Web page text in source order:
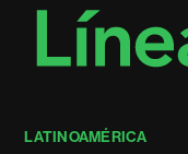
LATINOAMÉRICA